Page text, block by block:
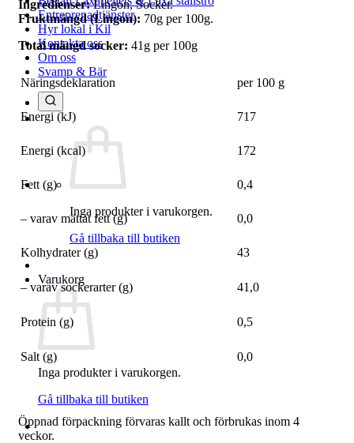
Entreprenadtjänster
Hyr lokal i Kil
Kontakta oss
Om oss
Svamp & Bär
Inga produkter i varukorgen.
Gå tillbaka till butiken
Varukorg
Inga produkter i varukorgen.
Gå tillbaka till butiken
Ingredienser:Lingon, Socker.
Fruktmängd (Lingon): 70g per 100g.
Total mängd socker: 41g per 100g
Näringsdeklaration per 100 g
Energi (kJ) 717
Energi (kcal) 172
Fett (g) 0,4
– varav mättat fett (g) 0,0
Kolhydrater (g) 43
– varav sockerarter (g) 41,0
Protein (g) 0,5
Salt (g) 0,0
Öppnad förpackning förvaras kallt och förbrukas inom 4
veckor.